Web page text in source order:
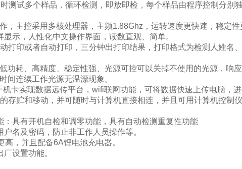
测试多个样品，循环检测，即放即检，每个样品由程序控制分别
，主控采用多核处理器，主频1.88Ghz，运转速度更快速，稳定性
示，人性化中文操作界面，读数直观、简单。
打印或者自动打印，三分钟出打印结果，打印格式为检测人姓名
功耗、高精度、稳定性强、光源可控可以关掉不使用的光源，响应
间连续工作光源无温漂现象。
卡实现数据远传平台，wifi联网功能，可将数据快速上传电脑，进
存贮和移动，并可随时与计算机直接相连，并且可用计算机控制仪
具有开机自检和调零功能，具有自动检测重复性功能
名及密码，防止非工作人员操作等。
，并且配备6A锂电池充电器。
设置功能。